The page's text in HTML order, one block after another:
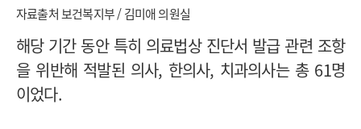
자료출처 보건복지부 / 김미애 의원실
해당 기간 동안 특히 의료법상 진단서 발급 관련 조항
을 위반해 적발된 의사, 한의사, 치과의사는 총 61명
이었다.